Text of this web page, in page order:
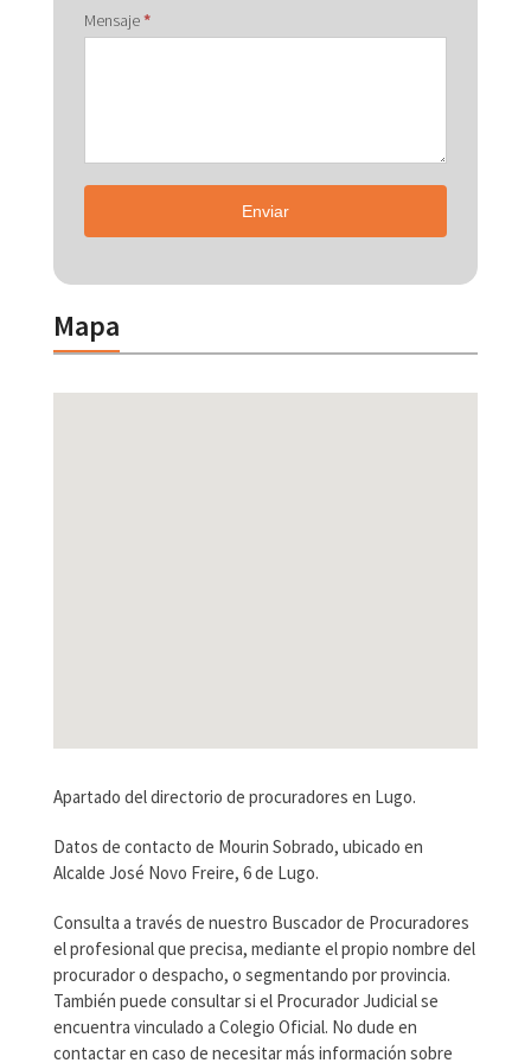
Mensaje*
Enviar
Mapa
Apartado del directorio de procuradores en Lugo.
Datos de contacto de Mourin Sobrado, ubicado en
Alcalde José Novo Freire, 6 de Lugo.
Consulta a través de nuestro Buscador de Procuradores
el profesional que precisa, mediante el propio nombre del
procurador o despacho, o segmentando por provincia.
También puede consultar si el Procurador Judicial se
encuentra vinculado a Colegio Oficial. No dude en
contactar en caso de necesitar más información sobre